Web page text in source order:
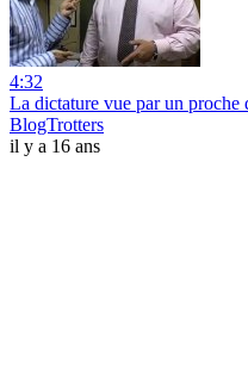
4:32
La dictature vue par un proche
BlogTrotters
il y a 16 ans